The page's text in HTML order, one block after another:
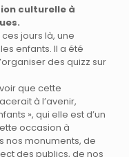
culturelle à
jours là, une
enfants. Il a été
des quizz sur
que cette
à l’avenir,
», qui elle est d’un
occasion à
nos monuments, de
des publics, de nos